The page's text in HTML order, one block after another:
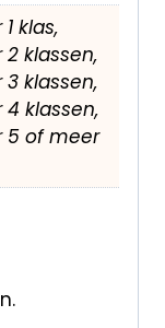
klas,
klassen,
klassen,
klassen,
5 of meer